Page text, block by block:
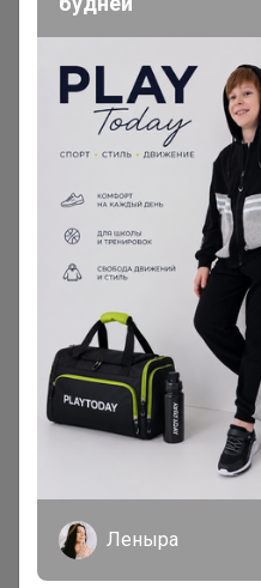
В этом каталоге кофе
хотите получить как можно
заказывайте из каталога
Примерные сроки
обжарят, заберет и
Кофе упаковка 1кг
1кг кофе может приходить
наклейки. Кофе в этом
Ожидание 12-16 дней с
счет
Кофе упаковка
Обновленный
молотый. (Мелкий помол
Леныра